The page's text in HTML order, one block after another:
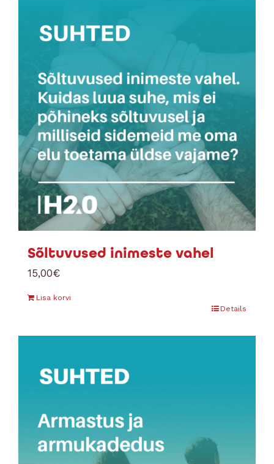
Sõltuvused inimeste vahel
15,00€
Lisa korvi
Details